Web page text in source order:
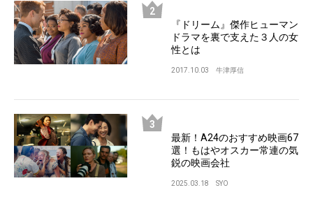
『ドリーム』傑作ヒューマン
ドラマを裏で支えた３人の女
性とは
2017.10.03 牛津厚信
最新！A24のおすすめ映画67
選！もはやオスカー常連の気
鋭の映画会社
2025.03.18 SYO